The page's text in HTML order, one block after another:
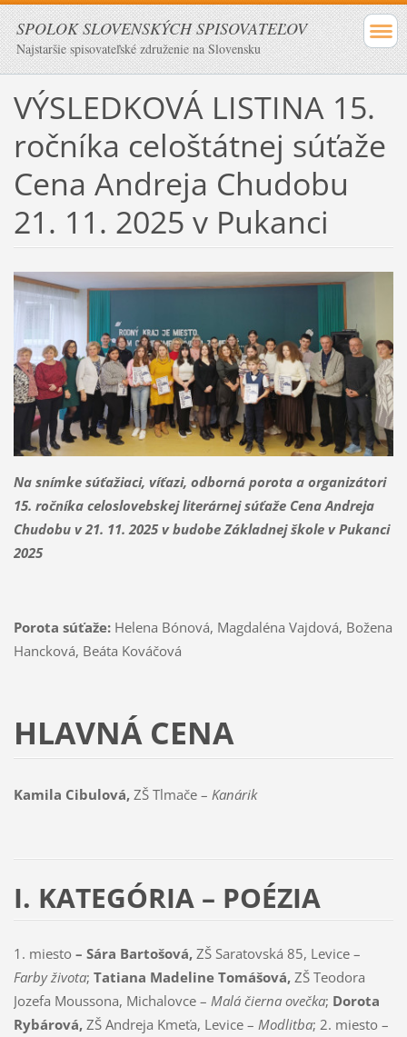
SPOLOK SLOVENSKÝCH SPISOVATEĽOV
Najstaršie spisovateľské združenie na Slovensku
VÝSLEDKOVÁ LISTINA 15.
ročníka celoštátnej súťaže
Cena Andreja Chudobu
21. 11. 2025 v Pukanci
Na snímke súťažiaci, víťazi, odborná porota a organizátori
15. ročníka celoslovebskej literárnej súťaže Cena Andreja
Chudobu v21. 11. 2025 v budobeZákladnej škole v Pukanci
2025
Porota súťaže:Helena Bónová, Magdaléna Vajdová, Božena
Hancková, Beáta Kováčová
HLAVNÁ CENA
Kamila Cibulová, ZŠ Tlmače – Kanárik
I. KATEGÓRIA – POÉZIA
1. miesto – Sára Bartošová, ZŠ Saratovská 85, Levice –
Farby života; Tatiana Madeline Tomášová, ZŠ Teodora
Jozefa Moussona, Michalovce – Malá čierna ovečka; Dorota
Rybárová, ZŠ Andreja Kmeťa, Levice – Modlitba; 2. miesto –